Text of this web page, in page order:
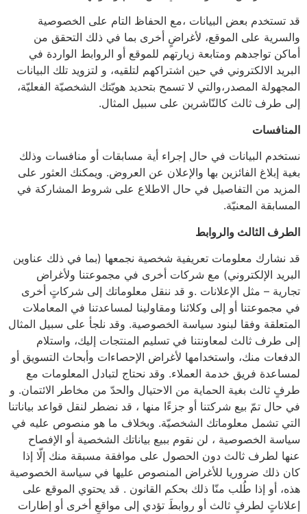
قد تستخدم بعض البيانات ،مع الحفاظ التام على الخصوصية
والسرية على الموقع، لأغراضٍ أخرى بما في ذلك التحقق من
أماكن تواجدهم ومتابعة زيارتهم للموقع أو الروابط الواردة في
البريد الالكتروني في حين اشتراكهم لتلقيه، و لتزويد تلك البيانات
المجهولة المصدر،والتي لا تسمح بتحديد هويّتك الشخصيّة الفعليّة،
إلى طرف ثالث كالنّاشرين على سبيل المثال.
المنافسات
نستخدم البيانات في حال إجراء أية مسابقات أو منافسات وذلك
بغية إبلاغ الفائزين بها والإعلان عن العروض. ويمكنك العثور على
المزيد من التفاصيل في حال الاطلاع على شروط المشاركة في
المسابقة المعنيّة.
الطرف الثالث والروابط
قد نشارك معلومات تعريفية شخصية نجمعها (بما في ذلك عناوين
البريد الإلكتروني) مع شركات أخرى في مجموعتنا ولأغراض
تجارية – مثل الإعلانات .و قد ننقل معلوماتك إلى شركاتٍ أخرى
في مجموعتنا أو إلى وكلائنا ومقاولينا لمساعدتنا في المعاملات
المتعلقة وفقا لبنود سياسة الخصوصية. وقد نلجأ على سبيل المثال
إلى طرف ثالث لمعاونتنا في تسليم المنتجات إليك، واستلام
الدفعات منك، واستخدامها لأغراض الإحصاءات وأبحاث التسويق أو
لمساعدة فريق خدمة العملاء. وقد نحتاج لتبادل المعلومات مع
طرفٍ ثالث بغية الحماية من الاحتيال والحدّ من مخاطر الائتمان. و
في حال تمّ بيع شركتنا أو جزءًا منها ، قد نضطر لنقل قواعد بياناتنا
التي تشمل معلوماتك الشخصيّة. وبخلاف ما هو منصوص عليه في
سياسة الخصوصية ، لن نقوم ببيع بياناتك الشخصية أو الإفصاح
عنها لطرف ثالث دون الحصول على موافقة مسبقة منك إلّا إذا
كان ذلك ضروريا للأغراض المنصوص عليها في سياسة الخصوصية
هذه، أو إذا طُلب منّا ذلك بحكم القانون . قد يحتوي الموقع على
إعلاناتٍ لطرفٍ ثالث أو روابطَ تؤدي إلى مواقعٍ أخرى أو إطارات